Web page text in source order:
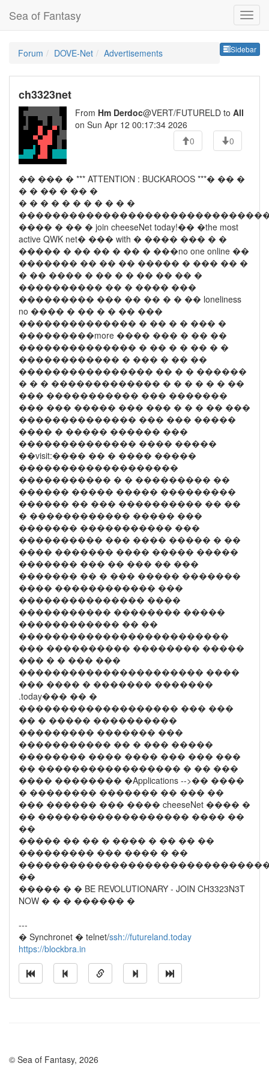
Sea of Fantasy
Sidebar
Forum DOVE-Net Advertisements
ch3323net
From Hm Derdoc@VERT/FUTURELD to All
on Sun Apr 12 00:17:34 2026
0
0
�� ��� � *** ATTENTION : BUCKAROOS ***� �� �
� � �� � �� �
� � � � � � � � � � �
���� � �� � join cheeseNet today!�� �the most
active QWK net� ��� with � ���� ��� � �
����� � �� �� � �� � ���no one online ��
������� �� �� �� ����� � ��� �� �
� �� ���� � �� � � �� �� �� �
���������� �� � ���� ���
��������� ��� �� �� � � �� loneliness
no ���� � �� � � �� ���
�������������� � �� � � ��� �
���������more ���� ��� � �� ��
�������������� � �� � � �� � �
������������ � ��� � �� ��
���������������� �� � � ������
� � � ������������� � � � � � � ��
��� ����������� ��� �������
��� ��� ����� ��� ��� � � � �� ���
�������������� ��� ��� �����
���� � ����� ������ ���
�������������� ���� �����
��visit:���� �� � ���� �����
�������������������
����������� � � ��������� ��
������ ����� ����� ���������
������ �� ��� ���������� �� ��
� ������������ ����� ���
������� ����������� ���
���������� ��� ���� ����� � ��
���� ������� ���� ����� �����
������� ��� �� ��� �� ���
������� �� � ��� ����� �������
���� ������������ ���
��������������� ����
����������� �������� �����
������������ �� ��
�������������������������
��� ���������� �������� �����
��� � � ��� ���
���������������������� ����
��� ���� � ������� �������
.today��� �� �
������������������� ��� ���
�� � ����� ����������
��������� ������� ���
����������� �� � ��� �����
�������� ���� ���� ��� ��� ���
�� ����������������� � �� ���
���� �������� �Applications -->�� ����
� �������� ������� �� ��� ��
��� ������ ��� ���� cheeseNet ���� �
�� ������������������ ���� ��
��
����� �� �� � ���� � �� �� ��
��������� ��� ���� � ��
��
����� � � BE REVOLUTIONARY - JOIN CH3323N3T
NOW � � � ������ �
---
� Synchronet � telnet/ssh://futureland.today
https://blockbra.in
© Sea of Fantasy, 2026